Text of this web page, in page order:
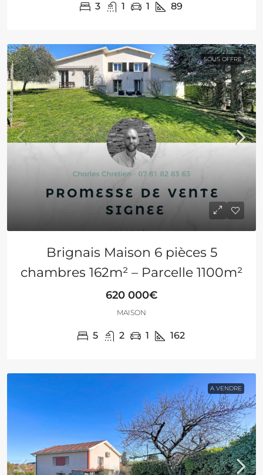
3 1 1 89
SOUS OFFRE
Brignais Maison 6 pièces 5
chambres 162m² – Parcelle 1100m²
620 000€
MAISON
5 2 1 162
A VENDRE